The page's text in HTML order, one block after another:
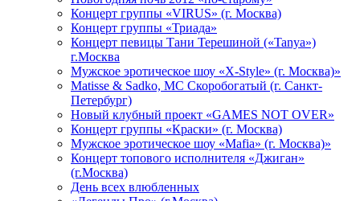
Концерт группы «VIRUS» (г. Москва)
Концерт группы «Триада»
Концерт певицы Тани Терешиной («Tanya»)
г.Москва
Мужское эротическое шоу «X-Style» (г. Москва)»
Matissе & Sadko, MC Скоробогатый (г. Санкт-
Петербург)
Новый клубный проект «GAMES NOT OVER»
Концерт группы «Краски» (г. Москва)
Мужское эротическое шоу «Mafia» (г. Москва)»
Концерт топового исполнителя «Джиган»
(г.Москва)
День всех влюбленных